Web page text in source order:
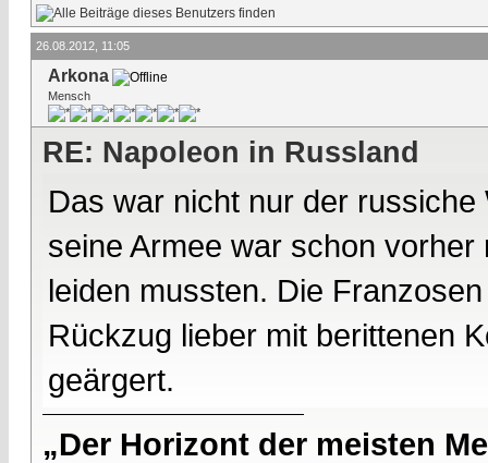
26.08.2012, 11:05
Arkona
Mensch
RE: Napoleon in Russland
Das war nicht nur der
seine Armee war schon
leiden mussten. Die
Rückzug lieber mit berittenen
geärgert.
„Der Horizont der meisten